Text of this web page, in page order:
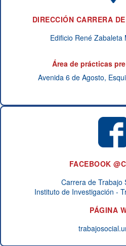
DIRECCIÓN CARRERA
Edificio René Zabaleta
Área de prácticas
Avenida 6 de Agosto,
FACEBOOK
Carrera de Trabajo
Instituto de Investigación -
PÁGINA